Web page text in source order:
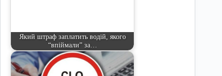
Який штраф заплатить водій, якого
“впіймали” за…